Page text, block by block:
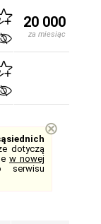
20 000
za miesiąc
dotyczą
w nowej
serwisu
⊗